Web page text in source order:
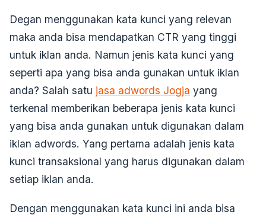
Degan menggunakan kata kunci yang relevan
maka anda bisa mendapatkan CTR yang tinggi
untuk iklan anda. Namun jenis kata kunci yang
seperti apa yang bisa anda gunakan untuk iklan
anda? Salah satu jasa adwords Jogja yang
terkenal memberikan beberapa jenis kata kunci
yang bisa anda gunakan untuk digunakan dalam
iklan adwords. Yang pertama adalah jenis kata
kunci transaksional yang harus digunakan dalam
setiap iklan anda.
Dengan menggunakan kata kunci ini anda bisa